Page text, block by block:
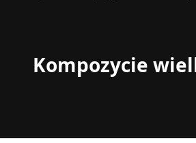
Kompozycie